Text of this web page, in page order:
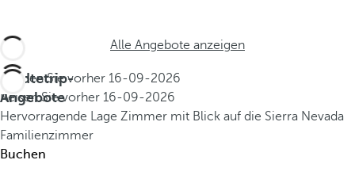
Alle Angebote anzeigen
Städtetrip-
Angebote
Buchen Sie vorher 16-09-2026
Reisen Sie vorher 16-09-2026
Hervorragende Lage Zimmer mit Blick auf die Sierra Nevada
Familienzimmer
Buchen